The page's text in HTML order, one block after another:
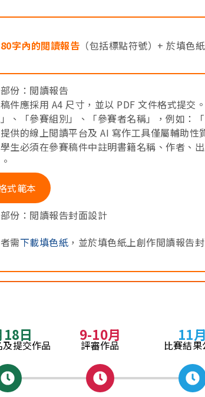
字內的閲讀報告 （包括標點符號）+ 於填色
份：閲讀報告
件應採用 A4 尺寸，並以 PDF 文件格式提交
、「參賽組別」、「參賽者名稱」，例如：
供的線上閲讀平台及 AI 寫作工具僅屬輔助性
生必須在參賽稿件中註明書籍名稱、作者、
式範本
份：閲讀報告封面設計
需下載填色紙 ，並於填色紙上創作閲讀報告封
日
提交作品​
9-10月
評審作品
11月
比賽結果